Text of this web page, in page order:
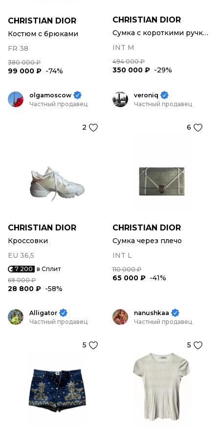
CHRISTIAN DIOR
Костюм с брюками
FR 38
380 000 ₽
99 000 ₽ -74%
CHRISTIAN DIOR
Сумка с короткими ручками
INT M
494 000 ₽
350 000 ₽ -29%
olgamoscow
Частный продавец
2
CHRISTIAN DIOR
Кроссовки
EU 36,5
7 200 в Сплит
69 000 ₽
28 800 ₽ -58%
veroniq
Частный продавец
6
CHRISTIAN DIOR
Сумка через плечо
INT L
110 000 ₽
65 000 ₽ -41%
Alligator
Частный продавец
5
nanushkaa
Частный продавец
5